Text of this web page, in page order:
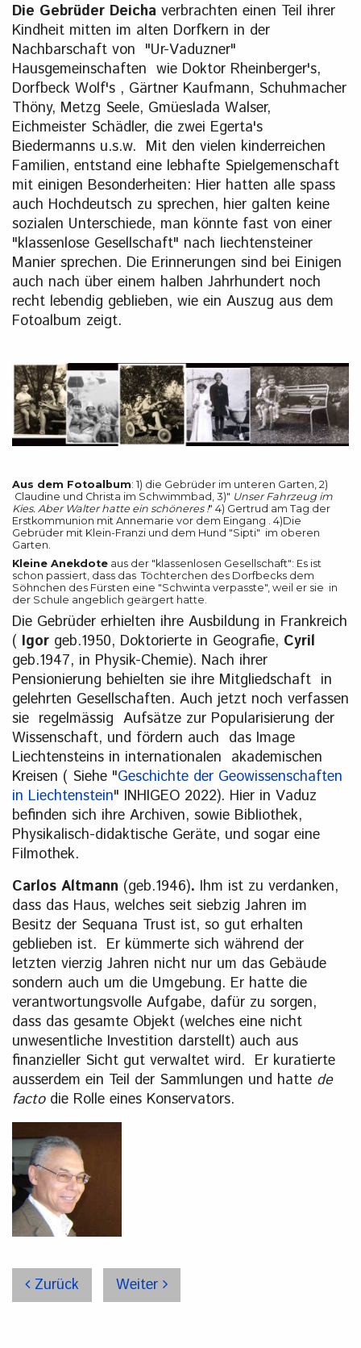
Die Gebrüder Deicha verbrachten einen Teil ihrer
Kindheit mitten im alten Dorfkern in der
Nachbarschaft von "Ur-Vaduzner"
Hausgemeinschaften wie Doktor Rheinberger's,
Dorfbeck Wolf's , Gärtner Kaufmann, Schuhmacher
Thöny, Metzg Seele, Gmüeslada Walser,
Eichmeister Schädler, die zwei Egerta's
Biedermanns u.s.w. Mit den vielen kinderreichen
Familien, entstand eine lebhafte Spielgemenschaft
mit einigen Besonderheiten: Hier hatten alle spass
auch Hochdeutsch zu sprechen, hier galten keine
sozialen Unterschiede, man könnte fast von einer
"klassenlose Gesellschaft" nach liechtensteiner
Manier sprechen. Die Erinnerungen sind bei Einigen
auch nach über einem halben Jahrhundert noch
recht lebendig geblieben, wie ein Auszug aus dem
Fotoalbum zeigt.
Aus dem Fotoalbum: 1) die Gebrüder im unteren Garten, 2)
Claudine und Christa im Schwimmbad, 3)" Unser Fahrzeug im
Kies. Aber Walter hatte ein schöneres !" 4) Gertrud am Tag der
Erstkommunion mit Annemarie vor dem Eingang . 4)Die
Gebrüder mit Klein-Franzi und dem Hund "Sipti" im oberen
Garten.
Kleine Anekdote aus der "klassenlosen Gesellschaft": Es ist
schon passiert, dass das Töchterchen des Dorfbecks dem
Söhnchen des Fürsten eine "Schwinta verpasste", weil er sie in
der Schule angeblich geärgert hatte.
Die Gebrüder erhielten ihre Ausbildung in Frankreich
( Igor geb.1950, Doktorierte in Geografie, Cyril
geb.1947, in Physik-Chemie). Nach ihrer
Pensionierung behielten sie ihre Mitgliedschaft in
gelehrten Gesellschaften. Auch jetzt noch verfassen
sie regelmässig Aufsätze zur Popularisierung der
Wissenschaft, und fördern auch das Image
Liechtensteins in internationalen akademischen
Kreisen ( Siehe "Geschichte der Geowissenschaften
in Liechtenstein" INHIGEO 2022). Hier in Vaduz
befinden sich ihre Archiven, sowie Bibliothek,
Physikalisch-didaktische Geräte, und sogar eine
Filmothek.
Carlos Altmann (geb.1946). Ihm ist zu verdanken,
dass das Haus, welches seit siebzig Jahren im
Besitz der Sequana Trust ist, so gut erhalten
geblieben ist. Er kümmerte sich während der
letzten vierzig Jahren nicht nur um das Gebäude
sondern auch um die Umgebung. Er hatte die
verantwortungsvolle Aufgabe, dafür zu sorgen,
dass das gesamte Objekt (welches eine nicht
unwesentliche Investition darstellt) auch aus
finanzieller Sicht gut verwaltet wird. Er kuratierte
ausserdem ein Teil der Sammlungen und hatte de
factodie Rolle eines Konservators.
Zurück Weiter